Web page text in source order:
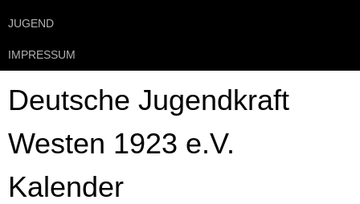
JUGEND
IMPRESSUM
Deutsche Jugendkraft
Westen 1923 e.V.
Kalender